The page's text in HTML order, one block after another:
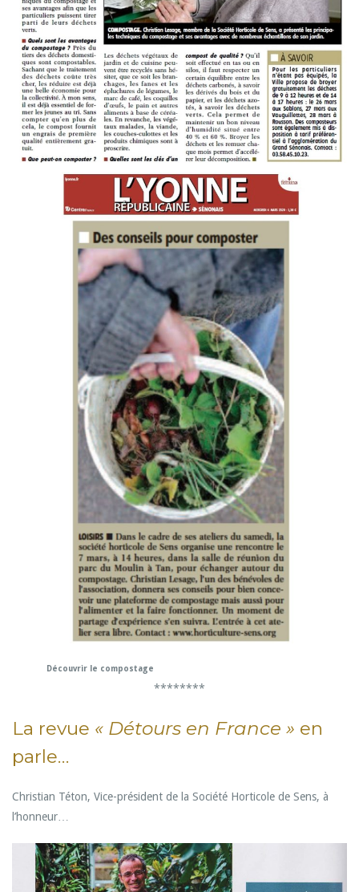
Découvrir le compostage
********
La revue « Détours en France » en
parle…
Christian Téton, Vice-président de la Société Horticole de Sens, à
l’honneur…